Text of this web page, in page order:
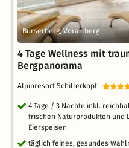
Bürserberg, Vorarlberg
4 Tage Wellness mit
Bergpanorama
Alpinresort Schillerkopf
4 Tage / 3 Nächte inkl.
frischen Naturprodukten und
Eierspeisen
täglich feines, gesundes